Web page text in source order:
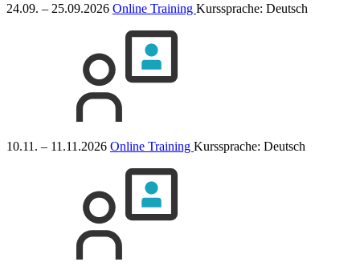
24.09. – 25.09.2026 Online Training Kurssprache: Deutsch
10.11. – 11.11.2026 Online Training Kurssprache: Deutsch